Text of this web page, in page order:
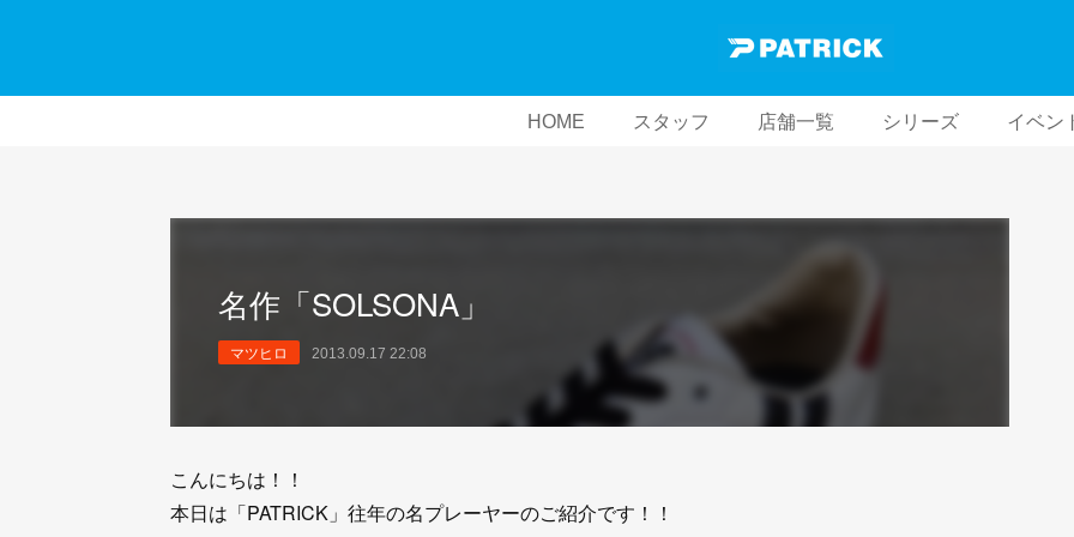
HOME スタッフ 店舗一覧 シリーズ イベン
名作「SOLSONA」
マツヒロ 2013.09.17 22:08
こんにちは！！
本日は「PATRICK」往年の名プレーヤーのご紹介です！！